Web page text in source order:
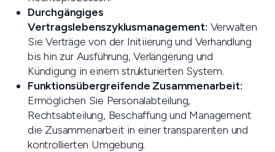
Durchgängiges
Vertragslebenszyklusmanagement: Verwalten
Sie Verträge von der Initiierung und Verhandlung
bis hin zur Ausführung, Verlängerung und
Kündigung in einem strukturierten System.
Funktionsübergreifende Zusammenarbeit:
Ermöglichen Sie Personalabteilung,
Rechtsabteilung, Beschaffung und Management
die Zusammenarbeit in einer transparenten und
kontrollierten Umgebung.